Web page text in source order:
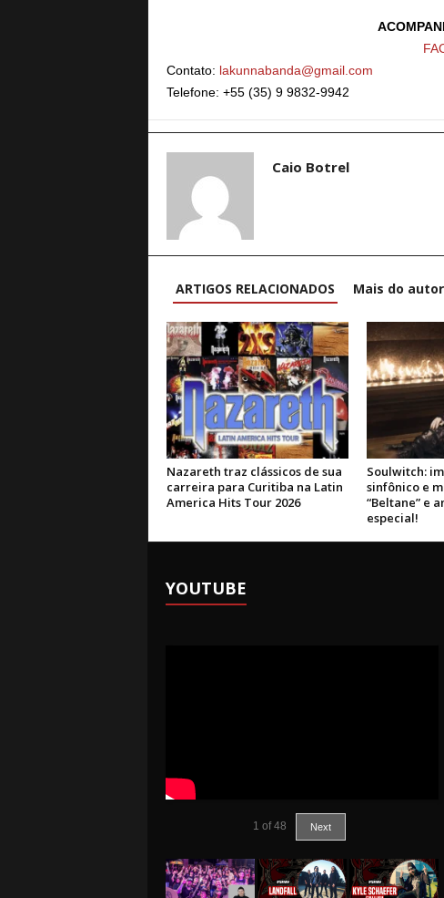
Contato: lakunnabanda@gmail.com
Telefone: +55 (35) 9 9832-9942
Caio Botrel
ARTIGOS RELACIONADOS Mais do autor
Nazareth traz clássicos de sua
carreira para Curitiba na Latin
America Hits Tour 2026
Soulwitch:
sinfônico e
“Beltane” e
especial!
YOUTUBE
1 of 48 Next